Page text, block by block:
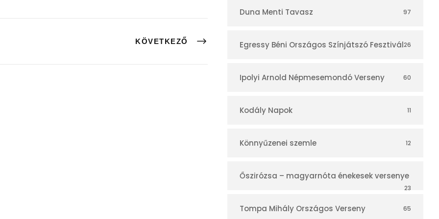
KÖVETKEZŐ
r
Duna Menti Tavasz 97
Egressy Béni Országos Színjátszó Fesztivál26
Ipolyi Arnold Népmesemondó Verseny 60
Kodály Napok 11
Könnyűzenei szemle 12
Őszirózsa – magyarnóta énekesek versenye
23
Tompa Mihály Országos Verseny 65